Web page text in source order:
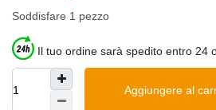
Soddisfare 1 pezzo
Il tuo ordine sarà spedito entro 24
Aggiungere al